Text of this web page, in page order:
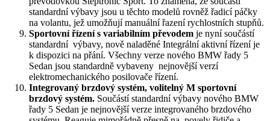
standardní výbavy jsou u těchto modelů rovněž řadicí páčky
na volantu, jež umožňují manuální řazení rychlostních stupňů.
Sportovní řízení s variabilním převodem je nyní součástí
standardní výbavy, nově naladěné Integrální aktivní řízení je
k dispozici na přání. Všechny verze nového BMW řady 5
Sedan jsou standardně vybaveny nejnovější verzí
elektromechanického posilovače řízení.
Integrovaný brzdový systém, volitelný M sportovní
brzdový systém. Součástí standardní výbavy nového BMW
řady 5 Sedan je nejnovější verze integrovaného brzdového